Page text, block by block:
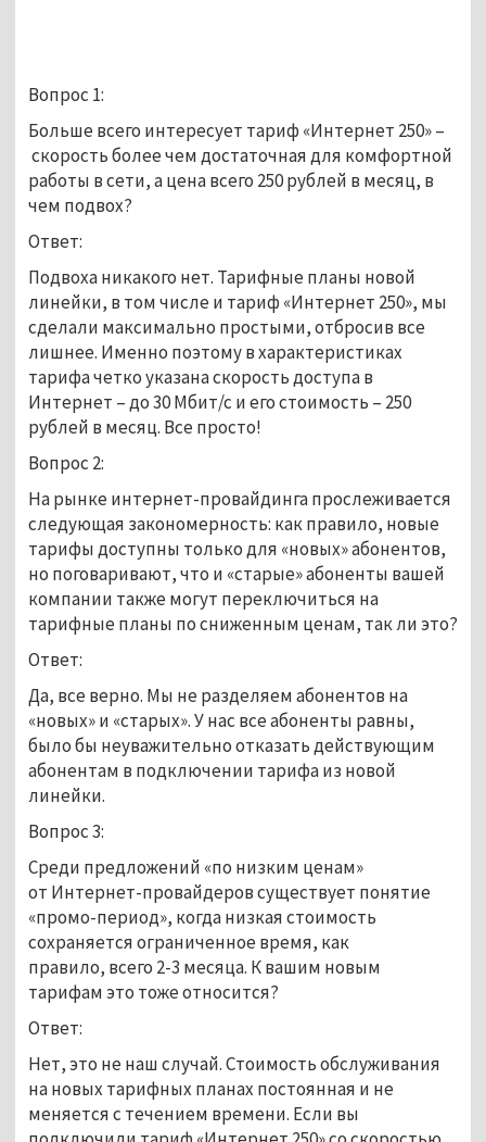
Вопрос 1:
Больше всего интересует тариф «Интернет 250» –
скорость более чем достаточная для комфортной
работы в сети, а цена всего 250 рублей в месяц, в
чем подвох?
Ответ:
Подвоха никакого нет. Тарифные планы новой
линейки, в том числе и тариф «Интернет 250», мы
сделали максимально простыми, отбросив все
лишнее. Именно поэтому в характеристиках
тарифа четко указана скорость доступа в
Интернет – до 30 Мбит/с и его стоимость – 250
рублей в месяц. Все просто!
Вопрос 2:
На рынке интернет-провайдинга прослеживается
следующая закономерность: как правило, новые
тарифы доступны только для «новых» абонентов,
но поговаривают, что и «старые» абоненты вашей
компании также могут переключиться на
тарифные планы по сниженным ценам, так ли это?
Ответ:
Да, все верно. Мы не разделяем абонентов на
«новых» и «старых». У нас все абоненты равны,
было бы неуважительно отказать действующим
абонентам в подключении тарифа из новой
линейки.
Вопрос 3:
Среди предложений «по низким ценам»
от Интернет-провайдеров существует понятие
«промо-период», когда низкая стоимость
сохраняется ограниченное время, как
правило, всего 2-3 месяца. К вашим новым
тарифам это тоже относится?
Ответ:
Нет, это не наш случай. Стоимость обслуживания
на новых тарифных планах постоянная и не
меняется с течением времени. Если вы